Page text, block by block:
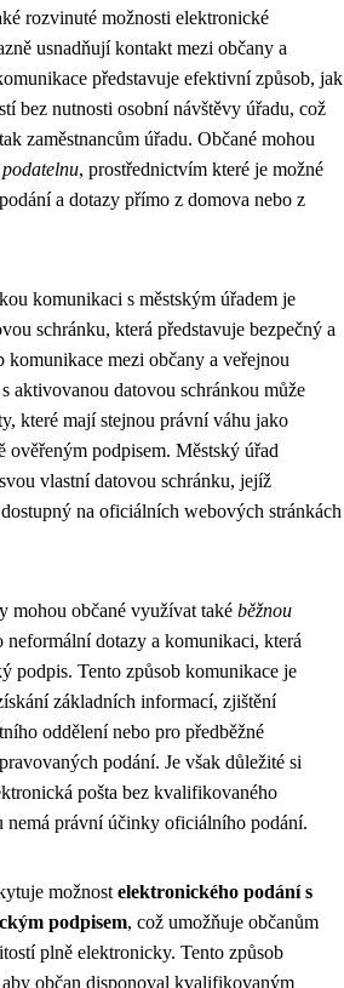
rozvinuté možnosti elektronické
usnadňují kontakt mezi občany a
představuje efektivní způsob, jak
bez nutnosti osobní návštěvy úřadu, což
zaměstnancům úřadu. Občané mohou
, prostřednictvím které je možné
a dotazy přímo z domova nebo z
komunikaci s městským úřadem je
schránku, která představuje bezpečný a
komunikace mezi občany a veřejnou
aktivovanou datovou schránkou může
které mají stejnou právní váhu jako
ověřeným podpisem. Městský úřad
vlastní datovou schránku, jejíž
na oficiálních webových stránkách
mohou občané využívat také běžnou
neformální dotazy a komunikaci, která
podpis. Tento způsob komunikace je
základních informací, zjištění
oddělení nebo pro předběžné
podání. Je však důležité si
pošta bez kvalifikovaného
nemá právní účinky oficiálního podání.
možnost elektronického podání s
podpisem, což umožňuje občanům
plně elektronicky. Tento způsob
občan disponoval kvalifikovaným